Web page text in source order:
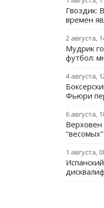
Гвоздик:
времен
2 августа,
Мудрик
футбол:
4 августа,
Фьюри
6 августа,
Верховен
1 августа,